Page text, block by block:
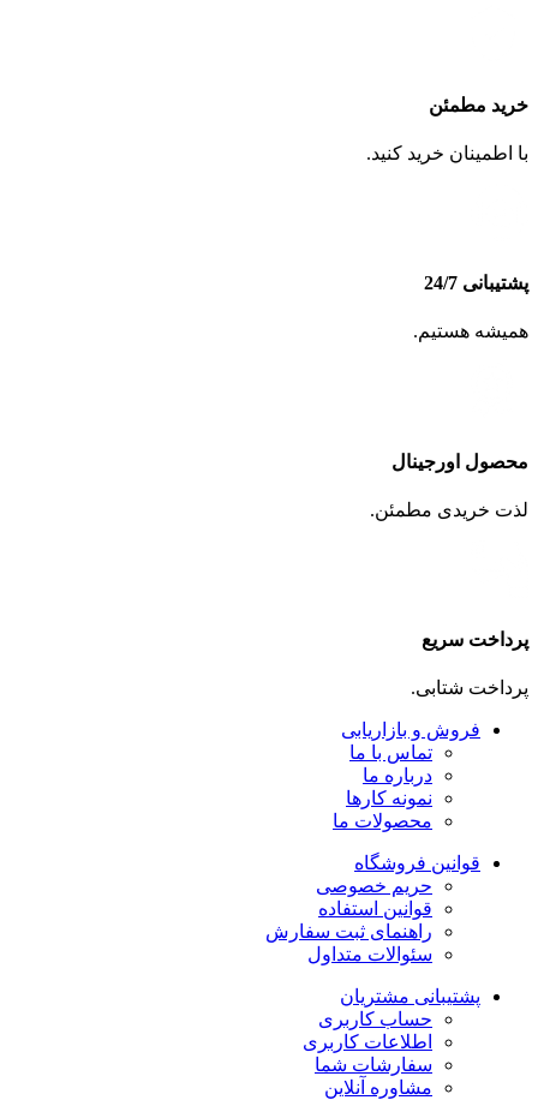
خرید مطمئن
با اطمینان خرید کنید.
پشتیبانی 24/7
همیشه هستیم.
محصول اورجینال
لذت خریدی مطمئن.
پرداخت سریع
پرداخت شتابی.
فروش و بازاریابی
تماس با ما
درباره ما
نمونه کارها
محصولات ما
قوانین فروشگاه
حریم خصوصی
قوانین استفاده
راهنمای ثبت سفارش
سئوالات متداول
پشتیبانی مشتریان
حساب کاربری
اطلاعات کاربری
سفارشات شما
مشاوره آنلاین